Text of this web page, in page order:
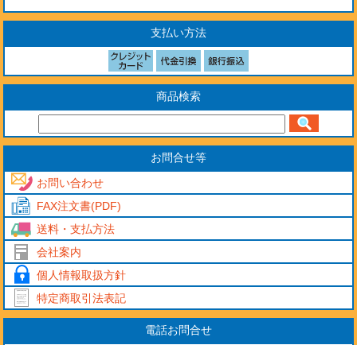
支払い方法
商品検索
お問合せ等
お問い合わせ
FAX注文書(PDF)
送料・支払方法
会社案内
個人情報取扱方針
特定商取引法表記
電話お問合せ